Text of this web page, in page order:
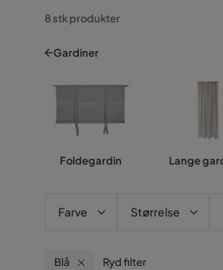
8 stk produkter
Gardiner
Foldegardin Lange
Farve Størrelse
Blå Ryd filter